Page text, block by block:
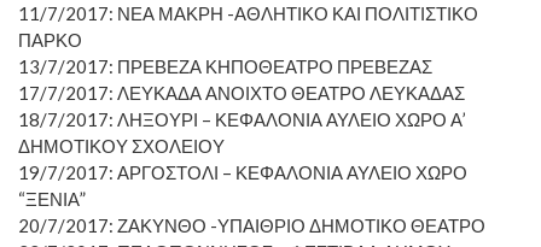
11/7/2017: ΝΕΑ ΜΑΚΡΗ -ΑΘΛΗΤΙΚΟ ΚΑΙ ΠΟΛΙΤΙΣΤΙΚΟ
ΠΑΡΚΟ
13/7/2017: ΠΡΕΒΕΖΑ ΚΗΠΟΘΕΑΤΡΟ ΠΡΕΒΕΖΑΣ
17/7/2017: ΛΕΥΚΑΔΑ ΑΝΟΙΧΤΟ ΘΕΑΤΡΟ ΛΕΥΚΑΔΑΣ
18/7/2017: ΛΗΞΟΥΡΙ – ΚΕΦΑΛΟΝΙΑ ΑΥΛΕΙΟ ΧΩΡΟ Α’
ΔΗΜΟΤΙΚΟΥ ΣΧΟΛΕΙΟΥ
19/7/2017: ΑΡΓΟΣΤΟΛΙ – ΚΕΦΑΛΟΝΙΑ ΑΥΛΕΙΟ ΧΩΡΟ
“ΞΕΝΙΑ”
20/7/2017: ΖΑΚΥΝΘΟ -ΥΠΑΙΘΡΙΟ ΔΗΜΟΤΙΚΟ ΘΕΑΤΡΟ